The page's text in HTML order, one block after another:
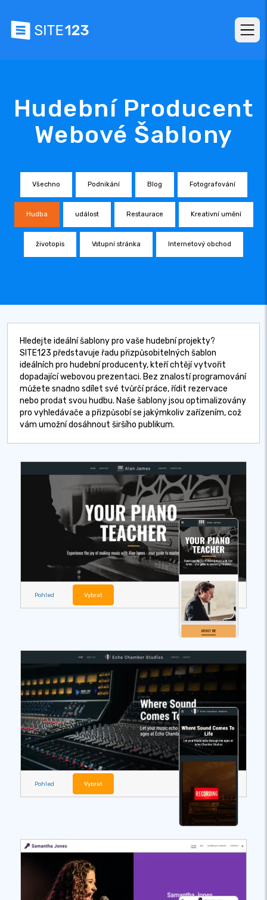
Hudební Producent
Webové Šablony
Všechno Podnikání Blog Fotografování
Hudba událost Restaurace Kreativní umění
životopis Vstupní stránka Internetový obchod
Hledejte ideální šablony pro vaše hudební projekty?
SITE123 představuje řadu přizpůsobitelných šablon
ideálních pro hudební producenty, kteří chtějí vytvořit
dopadající webovou prezentaci. Bez znalostí programování
můžete snadno sdílet své tvůrčí práce, řídit rezervace
nebo prodat svou hudbu. Naše šablony jsou optimalizovány
pro vyhledávače a přizpůsobí se jakýmkoliv zařízením, což
vám umožní dosáhnout širšího publikum.
Pohled Vybrat
Pohled Vybrat